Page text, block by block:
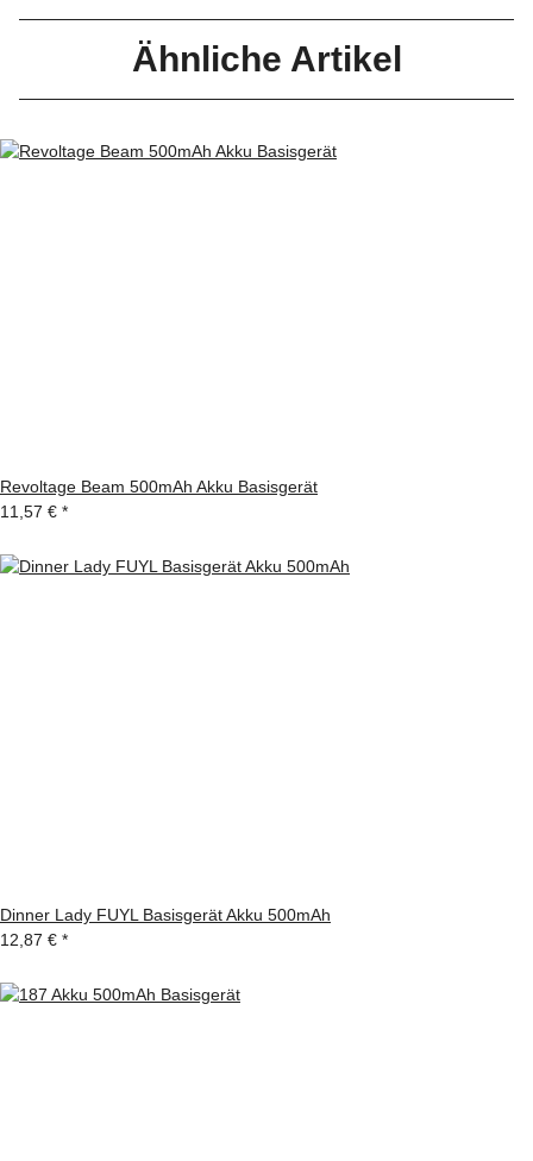
Ähnliche Artikel
Revoltage Beam 500mAh Akku Basisgerät
11,57 € *
Dinner Lady FUYL Basisgerät Akku 500mAh
12,87 € *